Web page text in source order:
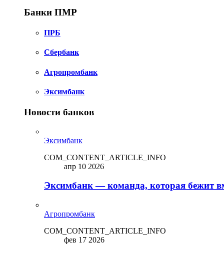
Банки ПМР
ПРБ
Сбербанк
Агропромбанк
Эксимбанк
Новости банков
Эксимбанк
COM_CONTENT_ARTICLE_INFO
апр 10 2026
Эксимбанк — команда, которая бежит
Агропромбанк
COM_CONTENT_ARTICLE_INFO
фев 17 2026